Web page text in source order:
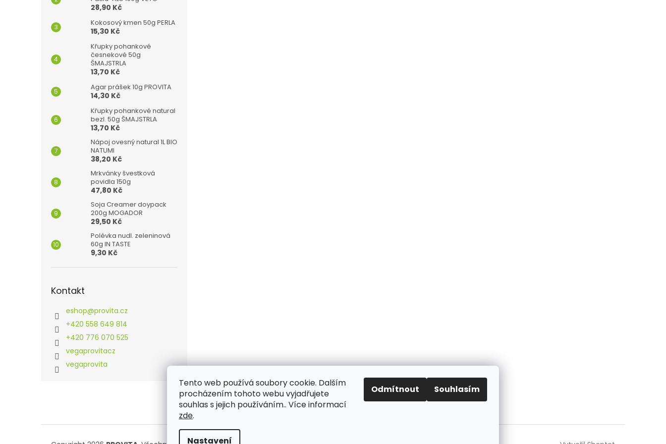
Tento web používá soubory cookie. Dalším
procházením tohoto webu vyjadřujete
souhlas s jejich používáním.. Více informací
zde.
Nastavení
Odmítnout Souhlasím
28,90 Kč
Kokosový kmen 50g PERLA
15,30 Kč
Křupky pohankové
česnekové 50g
ŠMAJSTRLA
13,70 Kč
Agar prášek 10g PROVITA
14,30 Kč
Křupky pohankové natural
bezl. 50g ŠMAJSTRLA
13,70 Kč
Nápoj ovesný natural 1L BIO
NATUMI
38,20 Kč
Mrkvánky švestková
povidla 150g
47,80 Kč
Soja Creamer doypack
200g MOGADOR
29,50 Kč
Polévka nudl. zeleninová
60g IN TASTE
9,30 Kč
Kontakt
eshop@provita.cz
+420 558 649 814
+420 776 070 525
vegaprovitacz
vegaprovita
Aktuality Kamenné prodejny Kosmetika Provita